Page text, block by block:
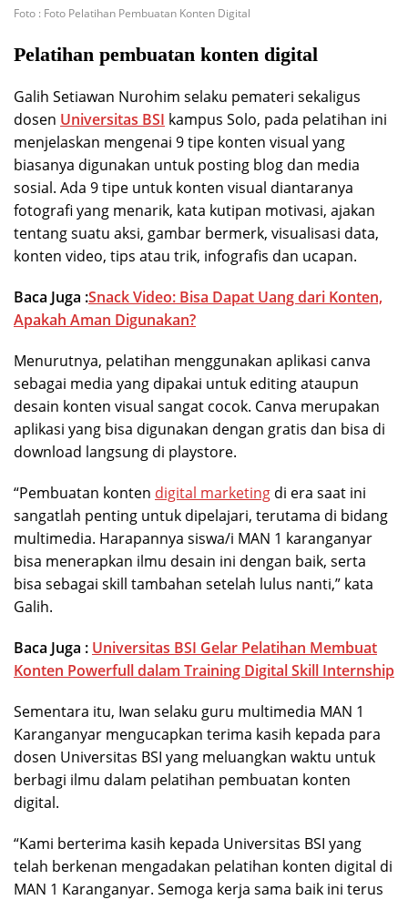
Foto : Foto Pelatihan Pembuatan Konten Digital
Pelatihan pembuatan konten digital
Galih Setiawan Nurohim selaku pemateri sekaligus
dosen Universitas BSI kampus Solo, pada pelatihan ini
menjelaskan mengenai 9 tipe konten visual yang
biasanya digunakan untuk posting blog dan media
sosial. Ada 9 tipe untuk konten visual diantaranya
fotografi yang menarik, kata kutipan motivasi, ajakan
tentang suatu aksi, gambar bermerk, visualisasi data,
konten video, tips atau trik, infografis dan ucapan.
Baca Juga :Snack Video: Bisa Dapat Uang dari Konten,
Apakah Aman Digunakan?
Menurutnya, pelatihan menggunakan aplikasi canva
sebagai media yang dipakai untuk editing ataupun
desain konten visual sangat cocok. Canva merupakan
aplikasi yang bisa digunakan dengan gratis dan bisa di
download langsung di playstore.
“Pembuatan konten digital marketing di era saat ini
sangatlah penting untuk dipelajari, terutama di bidang
multimedia. Harapannya siswa/i MAN 1 karanganyar
bisa menerapkan ilmu desain ini dengan baik, serta
bisa sebagai skill tambahan setelah lulus nanti,” kata
Galih.
Baca Juga : Universitas BSI Gelar Pelatihan Membuat
Konten Powerfull dalam Training Digital Skill Internship
Sementara itu, Iwan selaku guru multimedia MAN 1
Karanganyar mengucapkan terima kasih kepada para
dosen Universitas BSI yang meluangkan waktu untuk
berbagi ilmu dalam pelatihan pembuatan konten
digital.
“Kami berterima kasih kepada Universitas BSI yang
telah berkenan mengadakan pelatihan konten digital di
MAN 1 Karanganyar. Semoga kerja sama baik ini terus